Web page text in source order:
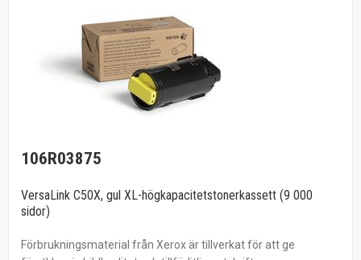
106R03875
VersaLink C50X, gul XL-högkapacitetstonerkassett (9 000
sidor)
Förbrukningsmaterial från Xerox är tillverkat för att ge